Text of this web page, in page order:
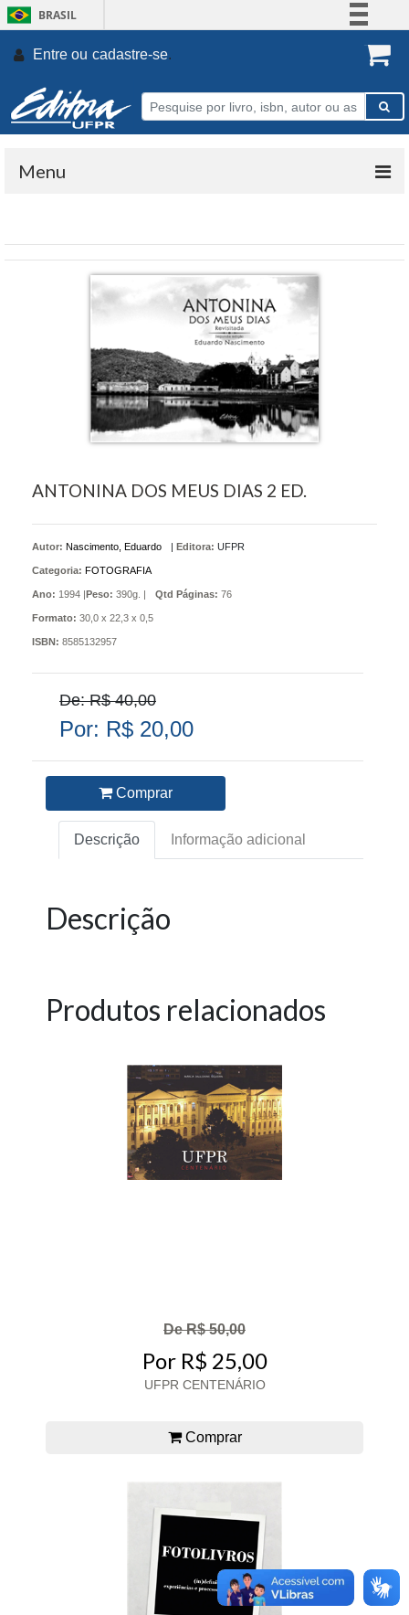
BRASIL
Participe
Entre ou cadastre-se.
Menu
ANTONINA DOS MEUS DIAS 2 ED.
Autor: Nascimento, Eduardo | Editora: UFPR
Categoria: FOTOGRAFIA
Ano: 1994 |Peso: 390g. | Qtd Páginas: 76
Formato: 30,0 x 22,3 x 0,5
ISBN: 8585132957
De: R$ 40,00
Por: R$ 20,00
Comprar
Descrição Informação adicional
Descrição
Produtos relacionados
De R$ 50,00
Por R$ 25,00
UFPR CENTENÁRIO
Comprar